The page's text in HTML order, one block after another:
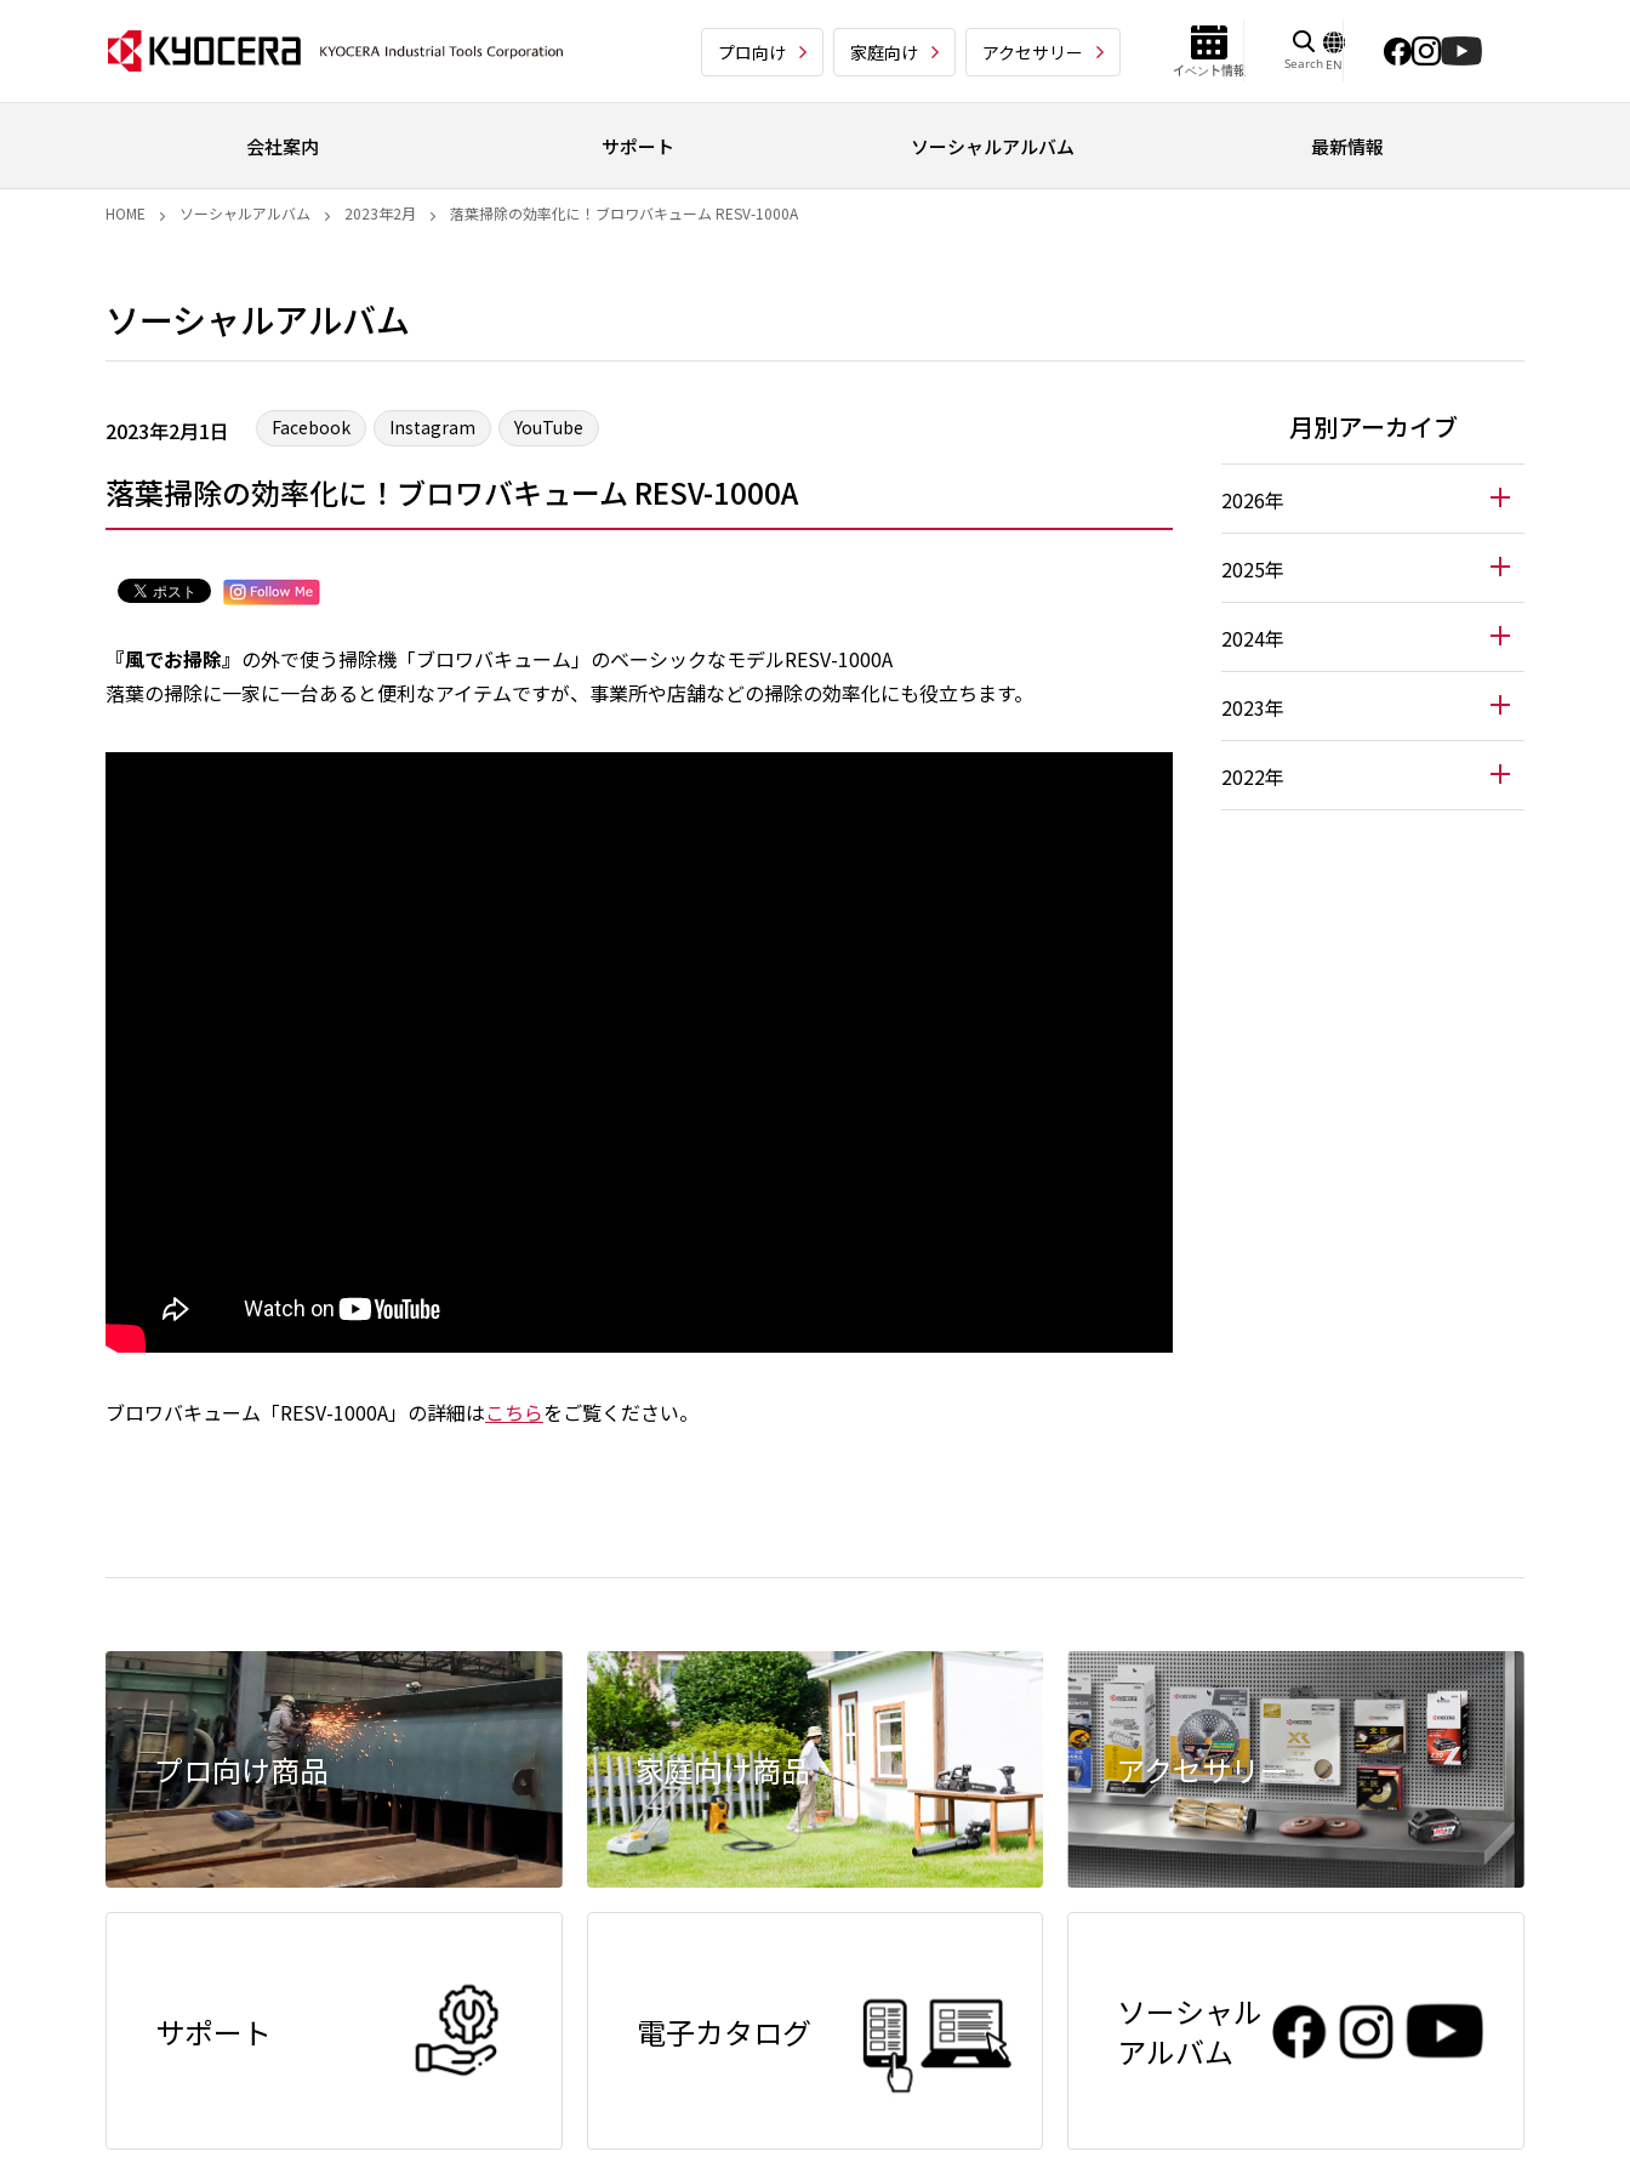
プロ向け 家庭向け アクセサリー
イベント情報 Search EN
会社案内 サポート ソーシャルアルバム 最新情報
HOME ソーシャルアルバム 2023年2月 落葉掃除の効率化に！ブロワバキューム RESV-1000A
ソーシャルアルバム
2023年2月1日 Facebook Instagram YouTube
落葉掃除の効率化に！ブロワバキューム RESV-1000A
『風でお掃除』 の外で使う掃除機「ブロワバキューム」のベーシックなモデルRESV-1000A
落葉の掃除に一家に一台あると便利なアイテムですが、事業所や店舗などの掃除の効率化にも役立ちます。
ブロワバキューム「RESV-1000A」の詳細はこちらをご覧ください。
月別アーカイブ
2026年
2025年
2024年
2023年
2022年
プロ向け商品 家庭向け商品 アクセサリー
サポート 電子カタログ
ソーシャル
アルバム